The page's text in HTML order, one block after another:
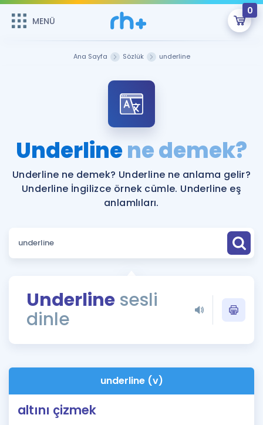
MENÜ
0
ÜYE DEĞİLİM
Sepetin Şu An Boş.
Remzi Hoca ile seni sınava hazırlayacak onlarca eğitim seni
bekliyor!
MENÜ
Faydalı Araçlar
Sözlük
Rehberlik Aracı
ÖSYM Sınav Takvimi
İngilizce Gramer
Hakkımızda
Ana Sayfa Sözlük underline
Underlinene demek?
Underline ne demek? Underline ne anlama gelir?
Underline İngilizce örnek cümle. Underline eş
anlamlıları.
Underline sesli
dinle
underline (v)
altını çizmek